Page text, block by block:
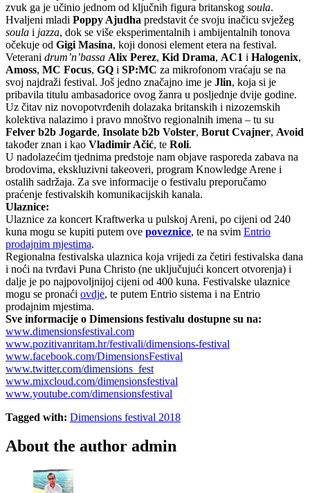
zvuk ga je učinio jednom od ključnih figura britanskog soula.
Hvaljeni mladi Poppy Ajudha predstavit će svoju inačicu svježeg
soula i jazza, dok se više eksperimentalnih i ambijentalnih tonova
očekuje od Gigi Masina, koji donosi element etera na festival.
Veterani drum’n’bassa Alix Perez, Kid Drama, AC1 i Halogenix,
Amoss, MC Focus, GQ i SP:MC za mikrofonom vraćaju se na
svoj najdraži festival. Još jedno značajno ime je Jlin, koja si je
pribavila titulu ambasadorice ovog žanra u posljednje dvije godine.
Uz čitav niz novopotvrđenih dolazaka britanskih i nizozemskih
kolektiva nalazimo i pravo mnoštvo regionalnih imena – tu su
Felver b2b Jogarde, Insolate b2b Volster, Borut Cvajner, Avoid
također znan i kao Vladimir Ačić, te Roli.
U nadolazećim tjednima predstoje nam objave rasporeda zabava na
brodovima, ekskluzivni takeoveri, program Knowledge Arene i
ostalih sadržaja. Za sve informacije o festivalu preporučamo
praćenje festivalskih komunikacijskih kanala.
Ulaznice:
Ulaznice za koncert Kraftwerka u pulskoj Areni, po cijeni od 240
kuna mogu se kupiti putem ove poveznice, te na svim Entrio
prodajnim mjestima.
Regionalna festivalska ulaznica koja vrijedi za četiri festivalska dana
i noći na tvrđavi Puna Christo (ne uključujući koncert otvorenja) i
dalje je po najpovoljnijoj cijeni od 400 kuna. Festivalske ulaznice
mogu se pronaći ovdje, te putem Entrio sistema i na Entrio
prodajnim mjestima.
Sve informacije o Dimensions festivalu dostupne su na:
www.dimensionsfestival.com
www.pozitivanritam.hr/festivali/dimensions-festival
www.facebook.com/DimensionsFestival
www.twitter.com/dimensions_fest
www.mixcloud.com/dimensionsfestival
www.youtube.com/dimensionsfestival
Tagged with: Dimensions festival 2018
About the author admin